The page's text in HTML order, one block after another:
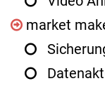
market